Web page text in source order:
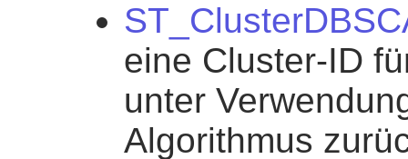
eine Cluster-ID
unter
Algorithmus